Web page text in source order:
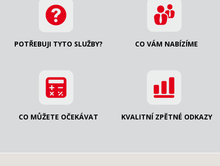
POTŘEBUJI TYTO SLUŽBY? CO VÁM NABÍZÍME
CO MŮŽETE OČEKÁVAT KVALITNÍ ZPĚTNÉ ODKAZY